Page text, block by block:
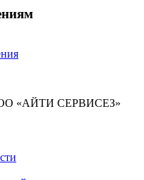
«АЙТИ СЕРВИСЕЗ»